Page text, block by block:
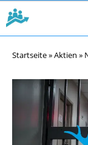
Startseite»Aktien »